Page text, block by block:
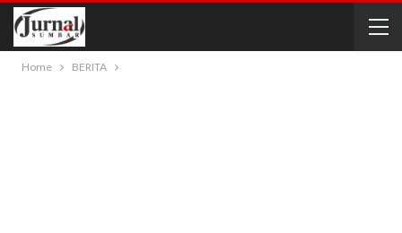
Home BERITA